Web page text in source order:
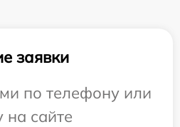
заявки
по телефону или
на сайте